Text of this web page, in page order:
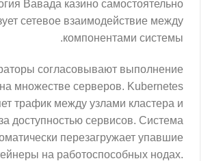
Вавада казино самостоятельно
сетевое взаимодействие между
компонентами системы.
согласовывают выполнение
множестве серверов. Kubernetes
трафик между узлами кластера и
доступностью сервисов. Система
перезагружает упавшие
на работоспособных нодах.